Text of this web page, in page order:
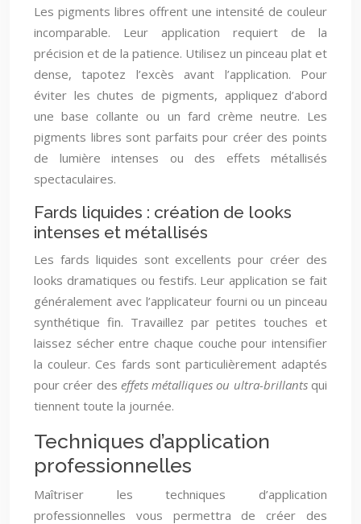
Les pigments libres offrent une intensité de couleur
incomparable. Leur application requiert de la
précision et de la patience. Utilisez un pinceau plat et
dense, tapotez l’excès avant l’application. Pour
éviter les chutes de pigments, appliquez d’abord
une base collante ou un fard crème neutre. Les
pigments libres sont parfaits pour créer des points
de lumière intenses ou des effets métallisés
spectaculaires.
Fards liquides : création de looks
intenses et métallisés
Les fards liquides sont excellents pour créer des
looks dramatiques ou festifs. Leur application se fait
généralement avec l’applicateur fourni ou un pinceau
synthétique fin. Travaillez par petites touches et
laissez sécher entre chaque couche pour intensifier
la couleur. Ces fards sont particulièrement adaptés
pour créer des effets métalliques ou ultra-brillantsqui
tiennent toute la journée.
Techniques d’application
professionnelles
Maîtriser les techniques d’application
professionnelles vous permettra de créer des